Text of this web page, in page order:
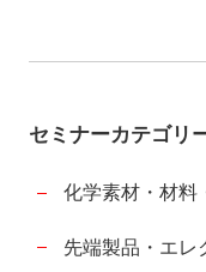
セミナーカテゴリ
化学素材・材料
先端製品・エレ